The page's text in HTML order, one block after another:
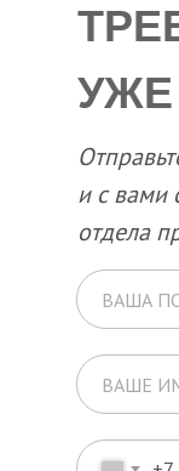
и с вами
отдела